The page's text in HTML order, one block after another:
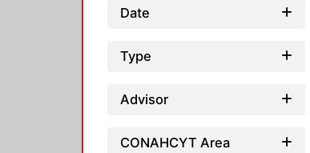
Date
Type
Advisor
CONAHCYT Area